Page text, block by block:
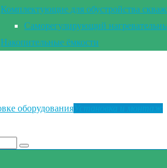
Комплектующие для обустройства
Саморегулирующий
Накопительные ёмкости
оборудования